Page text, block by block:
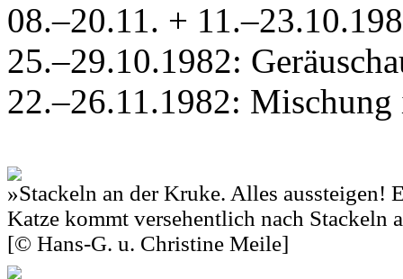
08.–20.11. +
25.–29.10.1982:
22.–26.11.1982:
»Stackeln an der Kruke. Alles aussteigen!
Katze kommt versehentlich nach Stackeln
[© Hans-G. u. Christine Meile]